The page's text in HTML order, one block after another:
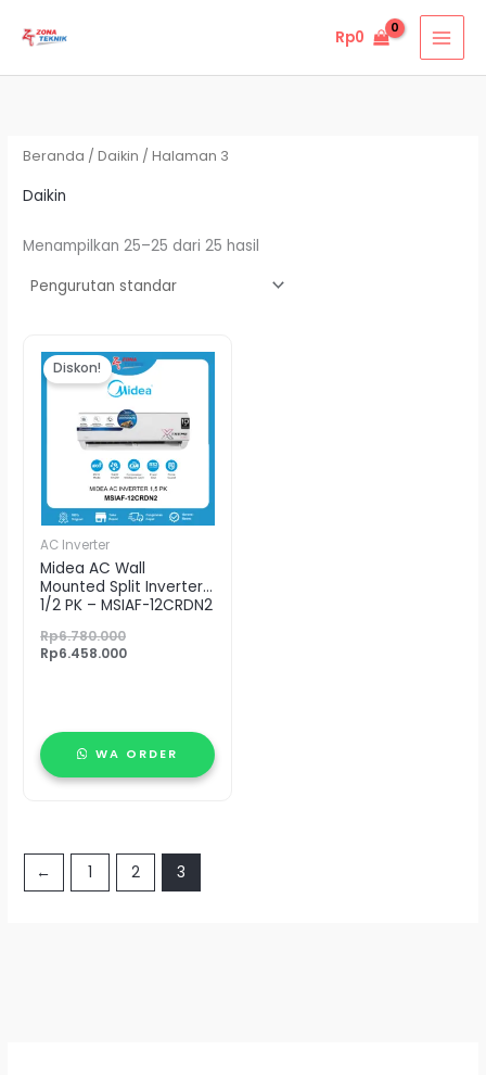
Rp0
Beranda /Daikin / Halaman 3
Daikin
Menampilkan 25–25 dari 25 hasil
Diskon!
AC Inverter
Midea AC Wall
Mounted Split Inverter 1
1/2 PK – MSIAF-12CRDN2
Rp6.780.000
aslinya
adalah:
Rp6.780.000.
Rp6.458.000
saat
ini
adalah:
Rp6.458.000.
WA ORDER
← 1 2 3